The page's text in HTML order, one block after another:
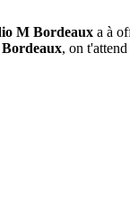
M Bordeaux a à
, on